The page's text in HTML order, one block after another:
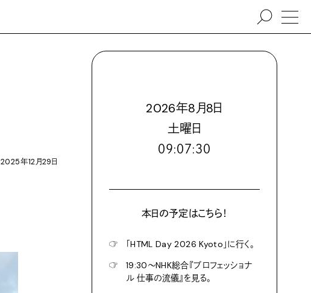
2025年12月29日
2026年8月8日
土曜日
０９:０７:３２
本日の予定はこちら！
☞
「HTML Day 2026 Kyoto」に行く。
☞
19:30〜NHK総合『プロフェッショナ
ル 仕事の流儀』を見る。